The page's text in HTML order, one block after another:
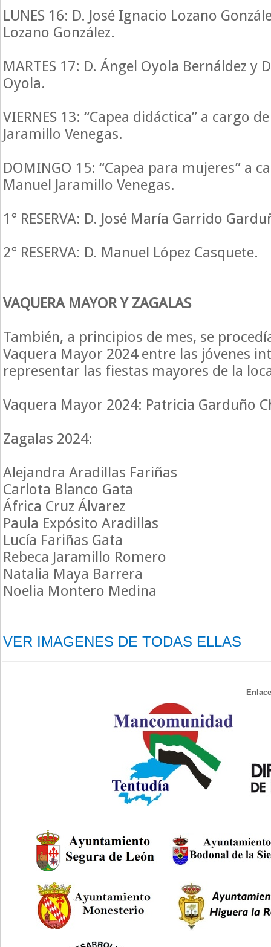
LUNES 16: D. José Ignacio Lozano
Lozano González.
MARTES 17: D. Ángel Oyola Bernáldez y
Oyola.
VIERNES 13: “Capea didáctica” a cargo
Jaramillo Venegas.
DOMINGO 15: “Capea para mujeres” a
Manuel Jaramillo Venegas.
1° RESERVA: D. José María Garrido
2° RESERVA: D. Manuel López Casquete.
VAQUERA MAYOR Y ZAGALAS
También, a principios de mes, se
Vaquera Mayor 2024 entre las jóvenes
representar las fiestas mayores de la
Vaquera Mayor 2024: Patricia Garduño
Zagalas 2024:
Alejandra Aradillas Fariñas
Carlota Blanco Gata
África Cruz Álvarez
Paula Expósito Aradillas
Lucía Fariñas Gata
Rebeca Jaramillo Romero
Natalia Maya Barrera
Noelia Montero Medina
VER IMAGENES DE TODAS ELLAS